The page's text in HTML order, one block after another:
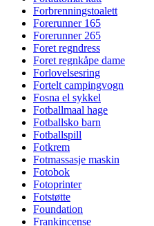
Forbrenningstoalett
Forerunner 165
Forerunner 265
Foret regndress
Foret regnkåpe dame
Forlovelsesring
Fortelt campingvogn
Fosna el sykkel
Fotballmaal hage
Fotballsko barn
Fotballspill
Fotkrem
Fotmassasje maskin
Fotobok
Fotoprinter
Fotstøtte
Foundation
Frankincense